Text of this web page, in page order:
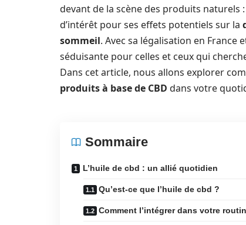
devant de la scène des produits naturels
d’intérêt pour ses effets potentiels sur la
sommeil. Avec sa légalisation en France
séduisante pour celles et ceux qui
Dans cet article, nous allons explorer
produits à base de CBD dans votre
Sommaire
L’huile de cbd : un allié quotidien
Qu’est-ce que l’huile de cbd ?
Comment l’intégrer dans votre